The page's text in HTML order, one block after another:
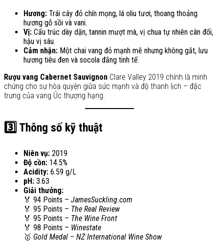
Hương: Trái cây đỏ chín mọng, lá oliu tươi, thoang thoảng
hương gỗ sồi và vani.
Vị: Cấu trúc dày dặn, tannin mượt mà, vị chua tự nhiên cân đối,
hậu vị sâu.
Cảm nhận: Một chai vang đỏ mạnh mẽ nhưng không gắt, lưu
hương tiêu đen và socola đắng tinh tế.
Rượu vang Cabernet Sauvignon Clare Valley 2019 chính là minh
chứng cho sự hòa quyện giữa sức mạnh và độ thanh lịch – đặc
trưng của vang Úc thượng hạng.
3️⃣ Thông số kỹ thuật
Niên vụ: 2019
Độ cồn: 14.5%
Acidity: 6.59 g/L
pH: 3.63
Giải thưởng:
🏅 94 Points – JamesSuckling.com
🏅 95 Points – The Real Review
🏅 95 Points – The Wine Front
🏅 98 Points – Winestate
🥇 Gold Medal – NZ International Wine Show